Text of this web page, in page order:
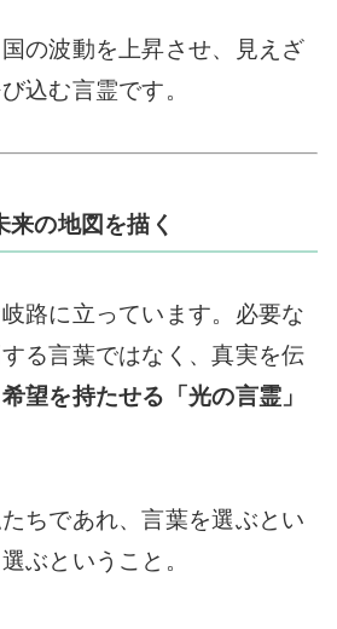
の波動を上昇させ、見えざ
込む言霊です。
の地図を描く
路に立っています。必要な
る言葉ではなく、真実を伝
望を持たせる「光の言霊」
ちであれ、言葉を選ぶとい
ぶということ。